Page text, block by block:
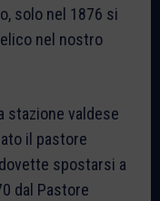
solo nel 1876 si
nel nostro
stazione valdese
il pastore
spostarsi a
dal Pastore